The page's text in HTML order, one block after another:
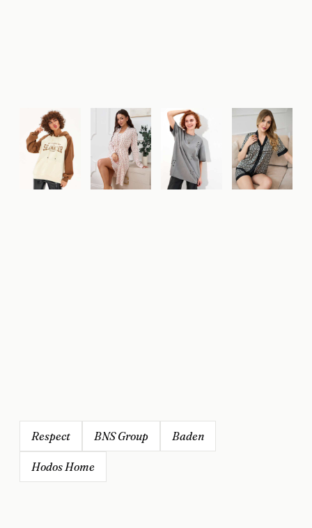
Respect BNS Group Baden
Hodos Home